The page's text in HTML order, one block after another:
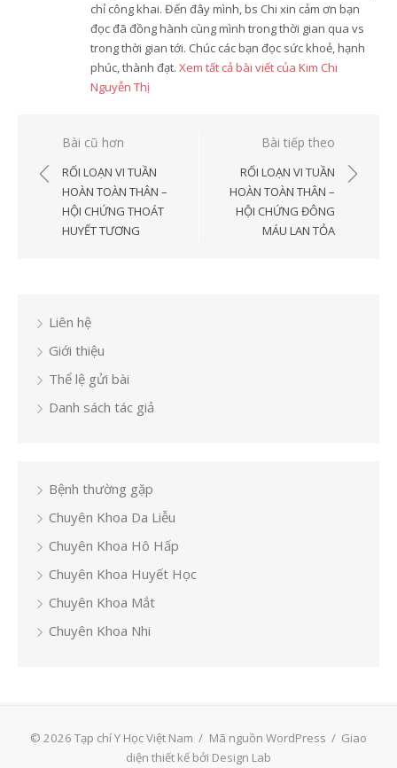
chỉ công khai. Đến đây mình, bs Chi xin cảm ơn bạn
đọc đã đồng hành cùng mình trong thời gian qua vs
trong thời gian tới. Chúc các bạn đọc sức khoẻ, hạnh
phúc, thành đạt. Xem tất cả bài viết của Kim Chi
Nguyễn Thị
Điều
hướng
viết
Bài cũ hơn
RỐI LOẠN VI TUẦN
HOÀN TOÀN THÂN –
HỘI CHỨNG THOÁT
HUYẾT TƯƠNG
Bài tiếp theo
RỐI LOẠN VI TUẦN
HOÀN TOÀN THÂN –
HỘI CHỨNG ĐÔNG
MÁU LAN TỎA
Liên hệ
Giới thiệu
Thể lệ gửi bài
Danh sách tác giả
Bệnh thường gặp
Chuyên Khoa Da Liễu
Chuyên Khoa Hô Hấp
Chuyên Khoa Huyết Học
Chuyên Khoa Mắt
Chuyên Khoa Nhi
© 2026 Tạp chí Y Học Việt Nam / Mã nguồn WordPress / Giao
diện thiết kế bởi Design Lab